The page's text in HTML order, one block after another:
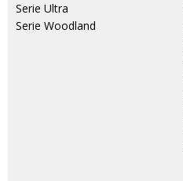
Serie Ultra
Serie Woodland